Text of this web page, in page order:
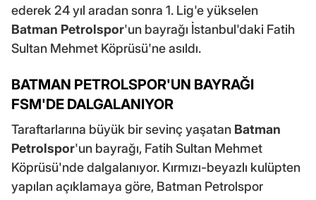
ederek 24 yıl aradan sonra 1. Lig'e yükselen
Batman Petrolspor'un bayrağı İstanbul'daki Fatih
Sultan Mehmet Köprüsü'ne asıldı.
BATMAN PETROLSPOR'UN BAYRAĞI
FSM'DE DALGALANIYOR
Taraftarlarına büyük bir sevinç yaşatan Batman
Petrolspor'un bayrağı, Fatih Sultan Mehmet
Köprüsü'nde dalgalanıyor. Kırmızı-beyazlı kulüpten
yapılan açıklamaya göre, Batman Petrolspor